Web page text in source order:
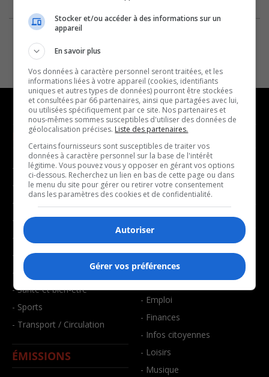
NOUVELLES
- Affaires municipales
- Communauté / Social
- Culture
- Économie
- Éducation
- Environnement
- Faits divers
- Santé et bien-être
- Sports
- Transport / Circulation
ÉMISSIONS
MUSIQUE
- Décompte franco
- Joué récemment
BALADOS
- Art de vivre
- Bien-être
- Emploi
- Finances
- Infos citoyennes
- Loisirs
- Musique
Stocker et/ou accéder à des informations sur un
appareil
En savoir plus
Vos données à caractère personnel seront traitées, et les
informations liées à votre appareil (cookies, identifiants
uniques et autres types de données) pourront être stockées
et consultées par 66 partenaires, ainsi que partagées avec lui,
ou utilisées spécifiquement par ce site. Nos partenaires et
nous-mêmes sommes susceptibles d'utiliser des données de
géolocalisation précises. Liste des partenaires.
Certains fournisseurs sont susceptibles de traiter vos
données à caractère personnel sur la base de l'intérêt
légitime. Vous pouvez vous y opposer en gérant vos options
ci-dessous. Recherchez un lien en bas de cette page ou dans
le menu du site pour gérer ou retirer votre consentement
dans les paramètres des cookies et de confidentialité.
Autoriser
Gérer vos préférences